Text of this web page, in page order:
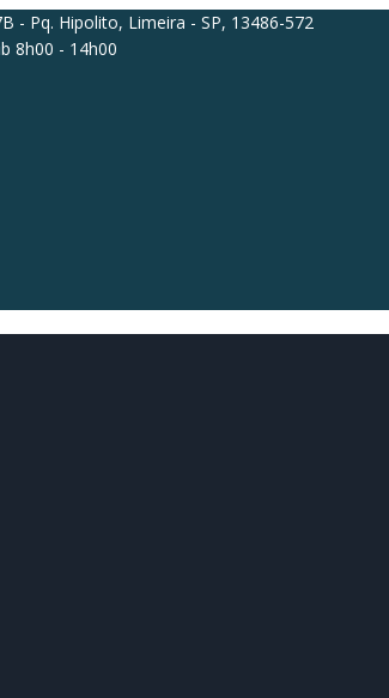
- Pq. Hipolito, Limeira - SP, 13486-572
8h00 - 14h00